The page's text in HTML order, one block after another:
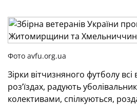
Фото avfu.org.ua
Зірки вітчизняного футболу всі
роз’їздах, радують
колективами, спілкуються,